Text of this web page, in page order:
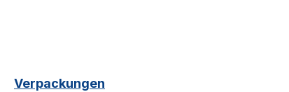
Verpackungen